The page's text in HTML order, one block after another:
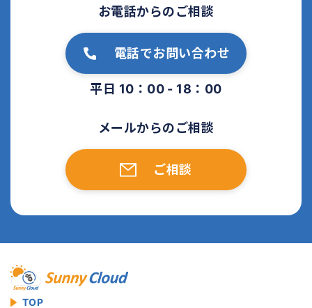
お電話からのご相談
電話でお問い合わせ
平日 10：00 - 18：00
メールからのご相談
ご相談
TOP